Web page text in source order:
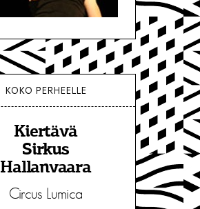
KOKO PERHEELLE
Kiertävä
Sirkus
Hallanvaara
Circus Lumica